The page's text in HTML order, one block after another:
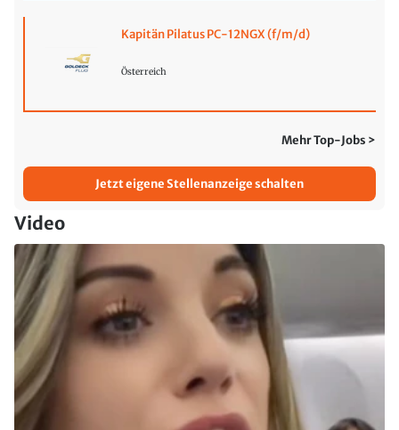
Kapitän Pilatus PC-12NGX (f/m/d)
Österreich
Mehr Top-Jobs >
Jetzt eigene Stellenanzeige schalten
Video